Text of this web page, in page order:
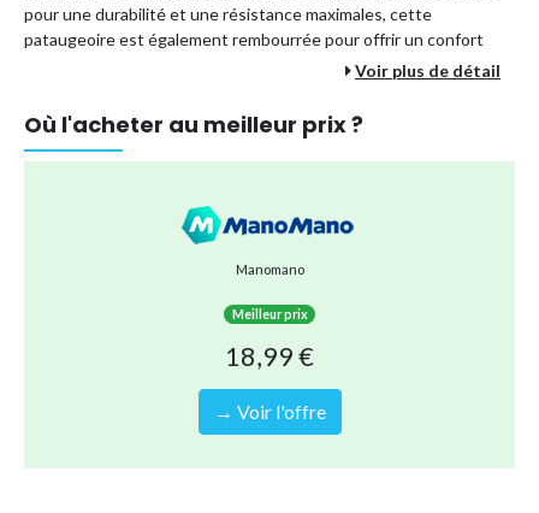
pour une durabilité et une résistance maximales, cette
pataugeoire est également rembourrée pour offrir un confort
supplémentaire à votre enfant pendant ses heures de jeu.
Parfaite pour les chaudes journées d'été, elle invite à la détente
et au divertissement dans le confort de votre jardin ou de votre
terrasse.
Piscine hors-sol
Voir plus de détail
Où l'acheter au meilleur prix ?
Manomano
Meilleur prix
18,99 €
→ Voir l'offre